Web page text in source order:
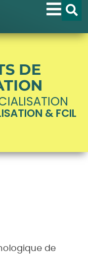
DE
& FCIL
de